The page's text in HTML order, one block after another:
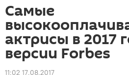
Самые
актрисы в 2017
версии Forbes
11:02 17.08.2017